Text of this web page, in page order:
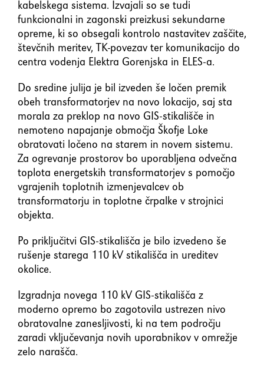
kabelskega sistema. Izvajali so se tudi
funkcionalni in zagonski preizkusi sekundarne
opreme, ki so obsegali kontrolo nastavitev zaščite,
števčnih meritev, TK-povezav ter komunikacijo do
centra vodenja Elektra Gorenjska in ELES-a.
Do sredine julija je bil izveden še ločen premik
obeh transformatorjev na novo lokacijo, saj sta
morala za preklop na novo GIS-stikališče in
nemoteno napajanje območja Škofje Loke
obratovati ločeno na starem in novem sistemu.
Za ogrevanje prostorov bo uporabljena odvečna
toplota energetskih transformatorjev s pomočjo
vgrajenih toplotnih izmenjevalcev ob
transformatorju in toplotne črpalke v strojnici
objekta.
Po priključitvi GIS-stikališča je bilo izvedeno še
rušenje starega 110 kV stikališča in ureditev
okolice.
Izgradnja novega 110 kV GIS-stikališča z
moderno opremo bo zagotovila ustrezen nivo
obratovalne zanesljivosti, ki na tem področju
zaradi vključevanja novih uporabnikov v omrežje
zelo narašča.